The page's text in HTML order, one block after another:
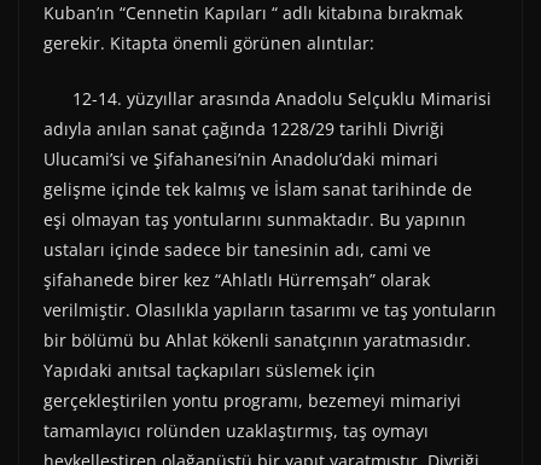
Kuban’ın “Cennetin Kapıları “ adlı kitabına bırakmak
gerekir. Kitapta önemli görünen alıntılar:
12-14. yüzyıllar arasında Anadolu Selçuklu Mimarisi
adıyla anılan sanat çağında 1228/29 tarihli Divriği
Ulucami’si ve Şifahanesi’nin Anadolu’daki mimari
gelişme içinde tek kalmış ve İslam sanat tarihinde de
eşi olmayan taş yontularını sunmaktadır. Bu yapının
ustaları içinde sadece bir tanesinin adı, cami ve
şifahanede birer kez “Ahlatlı Hürremşah” olarak
verilmiştir. Olasılıkla yapıların tasarımı ve taş yontuların
bir bölümü bu Ahlat kökenli sanatçının yaratmasıdır.
Yapıdaki anıtsal taçkapıları süslemek için
gerçekleştirilen yontu programı, bezemeyi mimariyi
tamamlayıcı rolünden uzaklaştırmış, taş oymayı